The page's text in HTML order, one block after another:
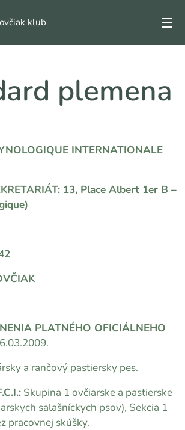
klub
plemena
INTERNATIONALE
13, Place Albert 1er B –
PLATNÉHO OFICIÁLNEHO
a rančový pastiersky pes.
Skupina 1 ovčiarske a pastierske
salašníckych psov), Sekcia 1
pracovnej skúšky.